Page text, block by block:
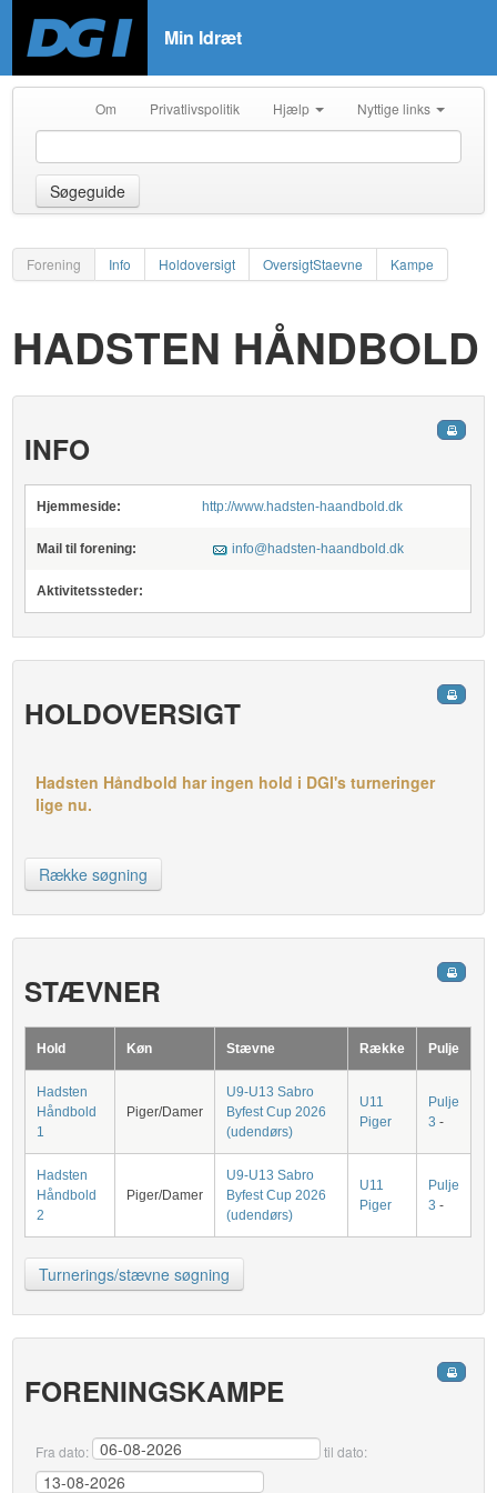
Min Idræt
Om Privatlivspolitik Hjælp Nyttige links
Søgeguide
Forening Info Holdoversigt OversigtStaevne Kampe
HADSTEN HÅNDBOLD
INFO
Hjemmeside: http://www.hadsten-haandbold.dk
Mail til forening: info@hadsten-haandbold.dk
Aktivitetssteder:
HOLDOVERSIGT
Hadsten Håndbold har ingen hold i DGI's turneringer
lige nu.
Række søgning
STÆVNER
Hold Køn Stævne Række Pulje
Hadsten
Håndbold
1
Piger/Damer
U9-U13 Sabro
Byfest Cup 2026
(udendørs)
U11
Piger
Pulje
3 -
Hadsten
Håndbold
2
Piger/Damer
U9-U13 Sabro
Byfest Cup 2026
(udendørs)
U11
Piger
Pulje
3 -
Turnerings/stævne søgning
FORENINGSKAMPE
Fra dato: til dato: